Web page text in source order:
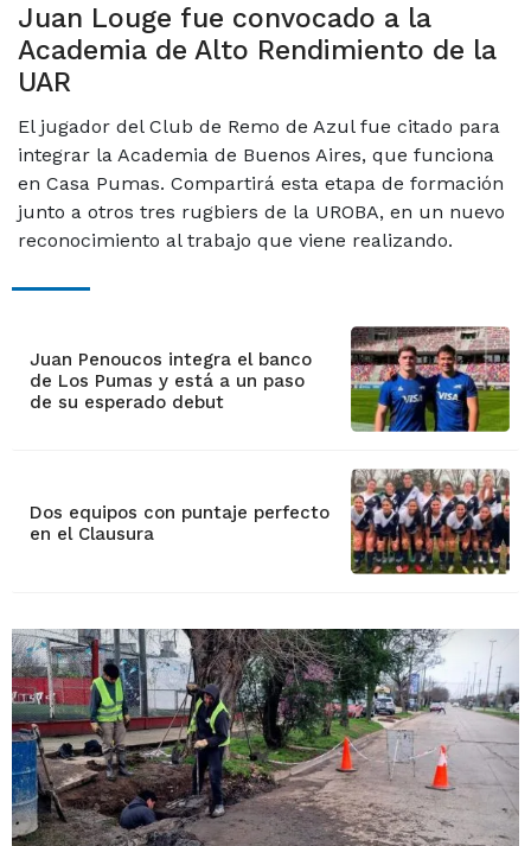
Juan Louge fue convocado a la
Academia de Alto Rendimiento de la
UAR
El jugador del Club de Remo de Azul fue citado para
integrar la Academia de Buenos Aires, que funciona
en Casa Pumas. Compartirá esta etapa de formación
junto a otros tres rugbiers de la UROBA, en un nuevo
reconocimiento al trabajo que viene realizando.
Juan Penoucos integra el banco
de Los Pumas y está a un paso
de su esperado debut
Dos equipos con puntaje perfecto
en el Clausura